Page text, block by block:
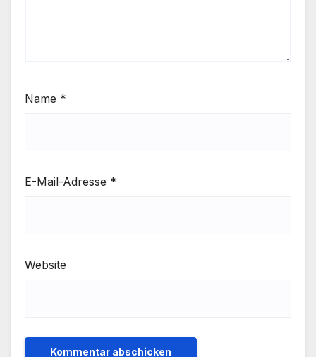
Name *
E-Mail-Adresse *
Website